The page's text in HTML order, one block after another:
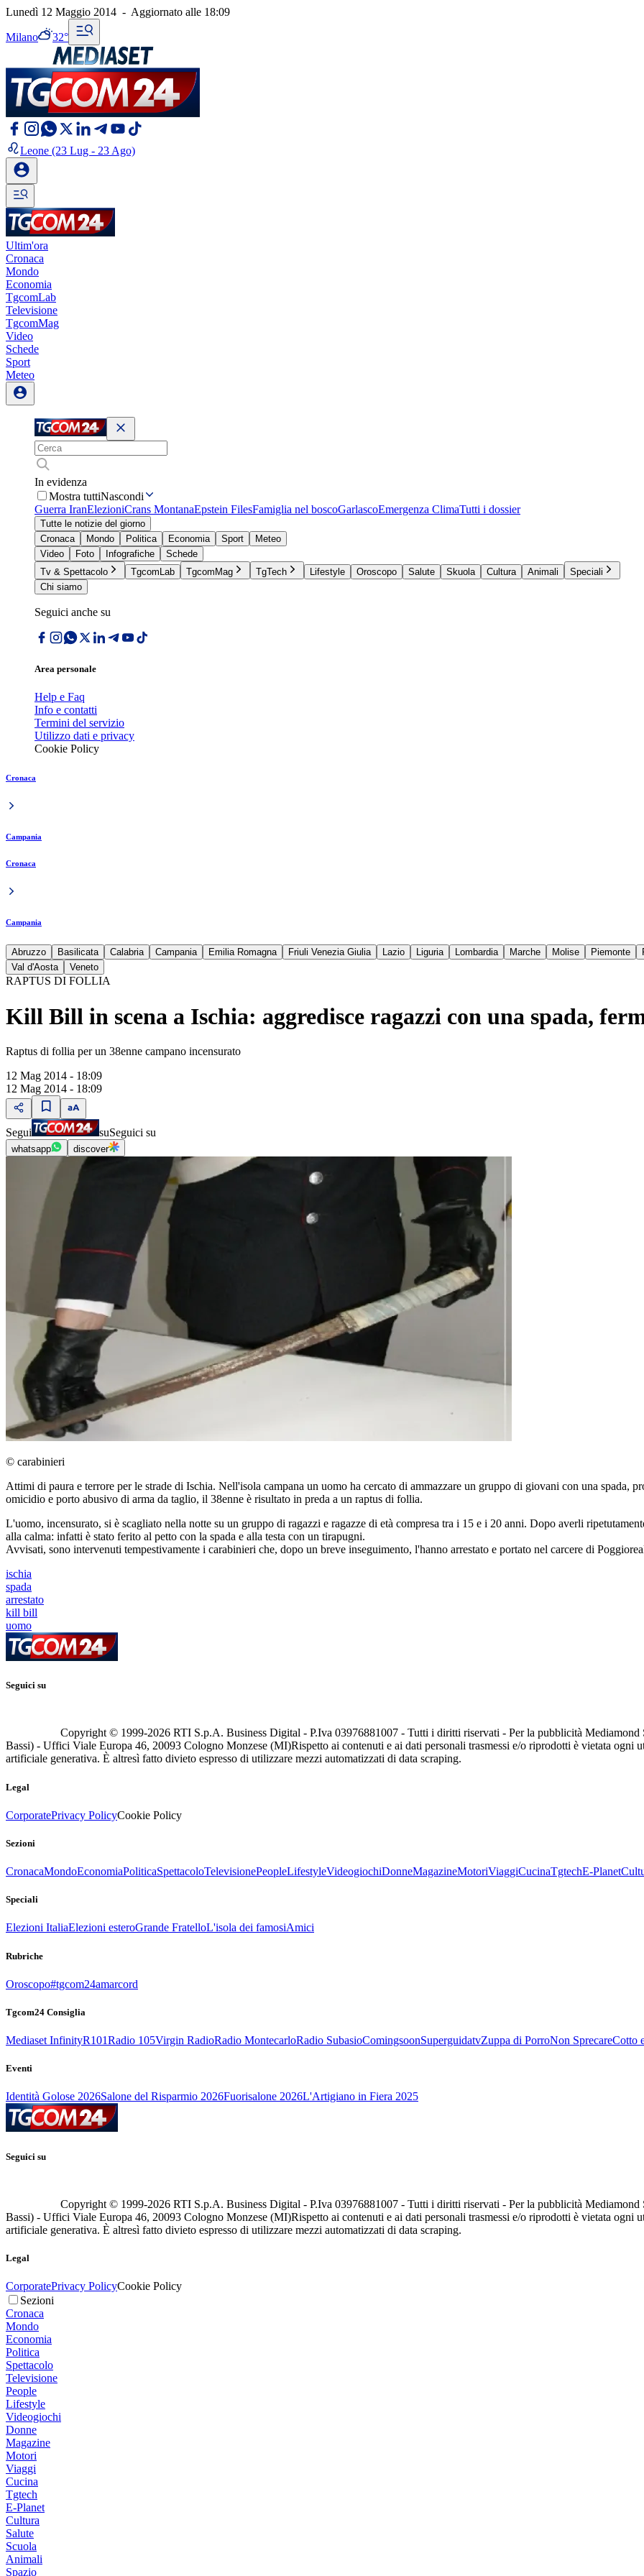
Lunedì 12 Maggio 2014 - Aggiornato alle 18:09
Milano 32°
Leone (23 Lug - 23 Ago)
Ultim'ora
Cronaca
Mondo
Economia
TgcomLab
Televisione
TgcomMag
Video
Schede
Sport
Meteo
In evidenza
Mostra tuttiNascondi
Guerra IranElezioniCrans MontanaEpstein FilesFamiglia nel boscoGarlascoEmergenza ClimaTutti i dossier
Tutte le notizie del giorno
Cronaca
Mondo Politica Economia Sport
Meteo
Video
Foto Infografiche
Schede
Tv & Spettacolo
TgcomLab TgcomMag TgTech Lifestyle Oroscopo Salute Skuola Cultura Animali
Speciali
Chi siamo
Seguici anche su
Area personale
Help e Faq
Info e contatti
Termini del servizio
Utilizzo dati e privacy
Cookie Policy
Cronaca
Campania
Cronaca
Campania
Abruzzo Basilicata Calabria Campania Emilia Romagna Friuli Venezia Giulia Lazio Liguria Lombardia Marche Molise Piemonte
Val d'Aosta
Veneto
RAPTUS DI FOLLIA
Kill Bill in scena a Ischia: aggredisce ragazzi con una spada,
Raptus di follia per un 38enne campano incensurato
12 Mag 2014 - 18:09
12 Mag 2014 - 18:09
Segui suSeguici su
whatsapp discover
© carabinieri
Attimi di paura e terrore per le strade di Ischia. Nell'isola campana un uomo ha cercato di ammazzare un gruppo di giovani con una spada,
omicidio e porto abusivo di arma da taglio, il 38enne è risultato in preda a un raptus di follia.
L'uomo, incensurato, si è scagliato nella notte su un gruppo di ragazzi e ragazze di età compresa tra i 15 e i 20 anni. Dopo averli
alla calma: infatti è stato ferito al petto con la spada e alla testa con un tirapugni.
Avvisati, sono intervenuti tempestivamente i carabinieri che, dopo un breve inseguimento, l'hanno arrestato e portato nel carcere di
ischia
spada
arrestato
kill bill
uomo
Seguici su
Copyright © 1999-2026 RTI S.p.A. Business Digital - P.Iva 03976881007 - Tutti i diritti riservati - Per la pubblicità
Bassi) - Uffici Viale Europa 46, 20093 Cologno Monzese (MI)Rispetto ai contenuti e ai dati personali trasmessi e/o riprodotti è vietata ogni
artificiale generativa. È altresì fatto divieto espresso di utilizzare mezzi automatizzati di data scraping.
Legal
CorporatePrivacy PolicyCookie Policy
Sezioni
CronacaMondoEconomiaPoliticaSpettacoloTelevisionePeopleLifestyleVideogiochiDonneMagazineMotoriViaggiCucinaTgtechE-Planet
Speciali
Elezioni ItaliaElezioni esteroGrande FratelloL'isola dei famosiAmici
Rubriche
Oroscopo#tgcom24amarcord
Tgcom24 Consiglia
Mediaset InfinityR101Radio 105Virgin RadioRadio MontecarloRadio SubasioComingsoonSuperguidatvZuppa di PorroNon SprecareCotto
Eventi
Identità Golose 2026Salone del Risparmio 2026Fuorisalone 2026L'Artigiano in Fiera 2025
Seguici su
Copyright © 1999-2026 RTI S.p.A. Business Digital - P.Iva 03976881007 - Tutti i diritti riservati - Per la pubblicità
Bassi) - Uffici Viale Europa 46, 20093 Cologno Monzese (MI)Rispetto ai contenuti e ai dati personali trasmessi e/o riprodotti è vietata ogni
artificiale generativa. È altresì fatto divieto espresso di utilizzare mezzi automatizzati di data scraping.
Legal
CorporatePrivacy PolicyCookie Policy
Sezioni
Cronaca
Mondo
Economia
Politica
Spettacolo
Televisione
People
Lifestyle
Videogiochi
Donne
Magazine
Motori
Viaggi
Cucina
Tgtech
E-Planet
Cultura
Salute
Scuola
Animali
Spazio